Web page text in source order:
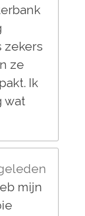
zekers
ze
Ik
wat
mijn